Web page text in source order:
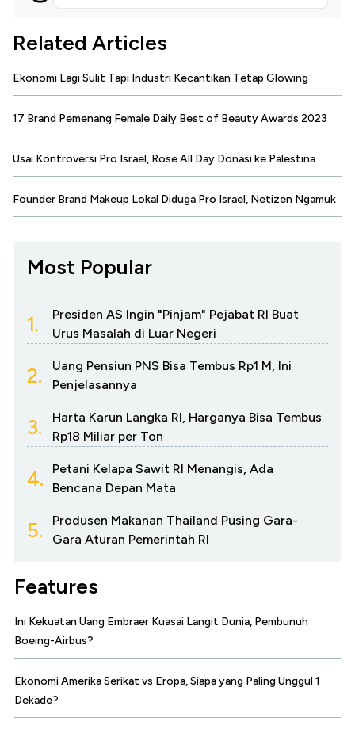
Related Articles
Ekonomi Lagi Sulit Tapi Industri Kecantikan Tetap Glowing
17 Brand Pemenang Female Daily Best of Beauty Awards 2023
Usai Kontroversi Pro Israel, Rose All Day Donasi ke Palestina
Founder Brand Makeup Lokal Diduga Pro Israel, Netizen Ngamuk
Most Popular
1.
Presiden AS Ingin "Pinjam" Pejabat RI Buat
Urus Masalah di Luar Negeri
2.
Uang Pensiun PNS Bisa Tembus Rp1 M, Ini
Penjelasannya
3.
Harta Karun Langka RI, Harganya Bisa Tembus
Rp18 Miliar per Ton
4.
Petani Kelapa Sawit RI Menangis, Ada
Bencana Depan Mata
5.
Produsen Makanan Thailand Pusing Gara-
Gara Aturan Pemerintah RI
Features
Ini Kekuatan Uang Embraer Kuasai Langit Dunia, Pembunuh
Boeing-Airbus?
Ekonomi Amerika Serikat vs Eropa, Siapa yang Paling Unggul 1
Dekade?